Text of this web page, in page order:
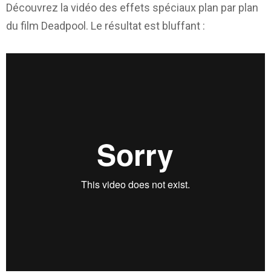
Découvrez la vidéo des effets spéciaux plan par plan
du film Deadpool. Le résultat est bluffant :